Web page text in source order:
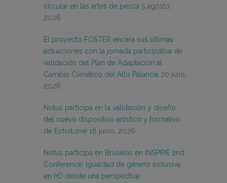
circular en las artes de pesca 5 agosto,
2026
El proyecto FOSTER encara sus últimas
actuaciones con la jornada participativa de
validación del Plan de Adaptación al
Cambio Climático del Alto Palancia 20 julio,
2026
Notus participa en la validación y diseño
del nuevo dispositivo artístico y formativo
de EchoLove 16 junio, 2026
Notus participa en Bruselas en INSPIRE 2nd
Conference: Igualdad de género inclusiva
en I+D desde una perspectiva